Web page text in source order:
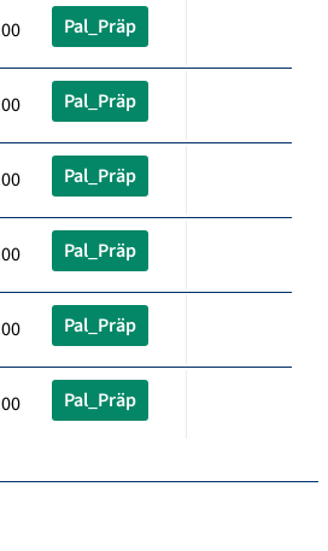
Pal_Präp
Pal_Präp
Pal_Präp
Pal_Präp
Pal_Präp
Pal_Präp